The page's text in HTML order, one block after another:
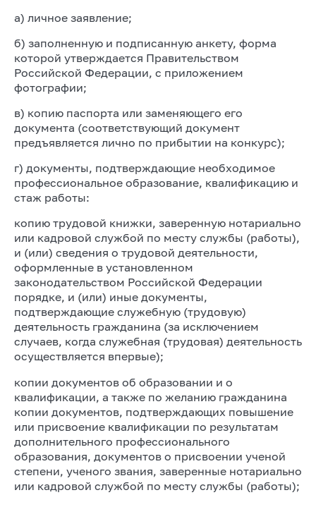
а) личное заявление;
б) заполненную и подписанную анкету, форма
которой утверждается Правительством
Российской Федерации, с приложением
фотографии;
в) копию паспорта или заменяющего его
документа (соответствующий документ
предъявляется лично по прибытии на конкурс);
г) документы, подтверждающие необходимое
профессиональное образование, квалификацию и
стаж работы:
копию трудовой книжки, заверенную нотариально
или кадровой службой по месту службы (работы),
и (или) сведения о трудовой деятельности,
оформленные в установленном
законодательством Российской Федерации
порядке, и (или) иные документы,
подтверждающие служебную (трудовую)
деятельность гражданина (за исключением
случаев, когда служебная (трудовая) деятельность
осуществляется впервые);
копии документов об образовании и о
квалификации, а также по желанию гражданина
копии документов, подтверждающих повышение
или присвоение квалификации по результатам
дополнительного профессионального
образования, документов о присвоении ученой
степени, ученого звания, заверенные нотариально
или кадровой службой по месту службы (работы);